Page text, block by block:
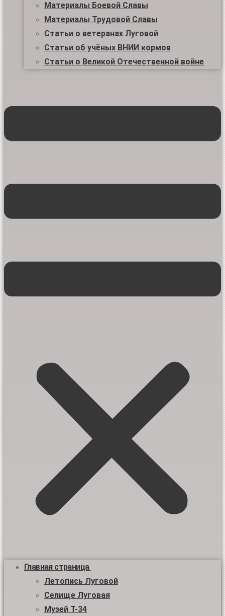
Материалы Боевой Славы
Материалы Трудовой Славы
Статьи о ветеранах Луговой
Статьи об учёных ВНИИ кормов
Статьи о Великой Отечественной войне
Главная страница
Летопись Луговой
Селище Луговая
Музей Т-34